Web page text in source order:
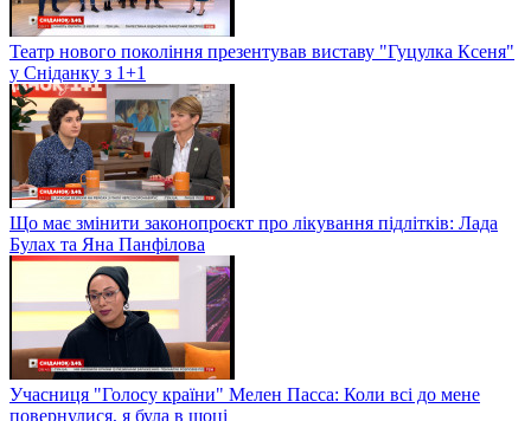
Театр нового покоління презентував виставу "Гуцулка Ксеня"
у Сніданку з 1+1
Що має змінити законопроєкт про лікування підлітків: Лада
Булах та Яна Панфілова
Учасниця "Голосу країни" Мелен Пасса: Коли всі до мене
повернулися, я була в шоці